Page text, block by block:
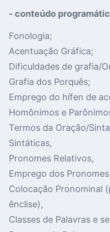
- conteúdo
Fonologia;
Acentuação Gráfica;
Dificuldades de grafia/
Grafia dos Porquês;
Emprego do hífen de
Homônimos e
Termos da Oração/
Sintáticas,
Pronomes Relativos,
Emprego dos
Colocação Pronominal
ênclise),
Classes de Palavras e